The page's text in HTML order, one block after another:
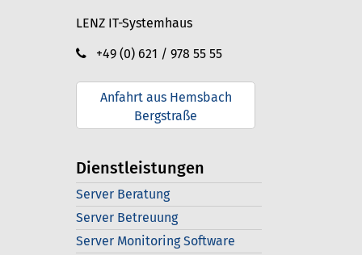
LENZ IT-Systemhaus
+49 (0) 621 / 978 55 55
Anfahrt aus Hemsbach
Bergstraße
Dienstleistungen
Server Beratung
Server Betreuung
Server Monitoring Software